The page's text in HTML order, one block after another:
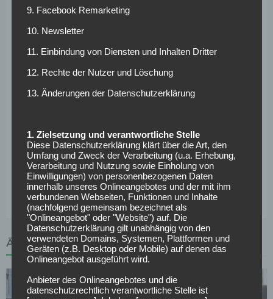
Er selbst, gibt Elgert zu, hätte Sané aufgrund seiner
hätte dabei helfen können, „Gegner und Abwehrriegel zu
knacken. Aber das ist ein Konjunktiv und nur meine
persönliche Meinung.“ Seinen Durchbruch hält er
nichtsdestotrotz „nur für eine Frage der Zeit. Man darf
schnell auf Schalke durchgestartet, hat dann früh den
Schritt nach England gewagt und sich auch dort sofort
durchgesetzt. Man darf nicht unterschätzen, was das
speziell für einen jungen Spieler bedeutet“, ist sich Elgert
im Klaren.
ÄHNLICHE ARTIKEL
9. Facebook Remarketing
10. Newsletter
11. Einbindung von Diensten und Inhalten Dritter
12. Rechte der Nutzer und Löschung
13. Änderungen der Datenschutzerklärung
1. Zielsetzung und verantwortliche Stelle
Diese Datenschutzerklärung klärt über die Art, den
Umfang und Zweck der Verarbeitung (u.a. Erhebung,
Verarbeitung und Nutzung sowie Einholung von
Einwilligungen) von personenbezogenen Daten
innerhalb unseres Onlineangebotes und der mit ihm
verbundenen Webseiten, Funktionen und Inhalte
(nachfolgend gemeinsam bezeichnet als
"Onlineangebot" oder "Website") auf. Die
Datenschutzerklärung gilt unabhängig von den
verwendeten Domains, Systemen, Plattformen und
Geräten (z.B. Desktop oder Mobile) auf denen das
Onlineangebot ausgeführt wird.
Anbieter des Onlineangebotes und die
datenschutzrechtlich verantwortliche Stelle ist